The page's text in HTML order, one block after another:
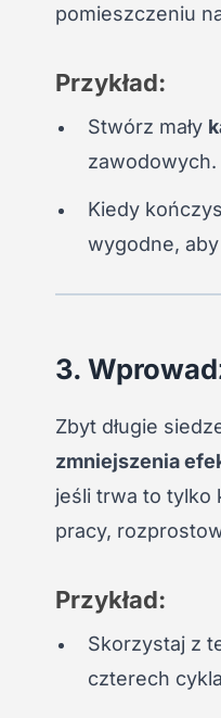
pomieszczeniu
Przykład:
Stwórz mały
zawodowych.
Kiedy
wygodne,
3.
Zbyt długie
zmniejszenia
jeśli trwa to tylko
pracy,
Przykład:
Skorzystaj z
czterech